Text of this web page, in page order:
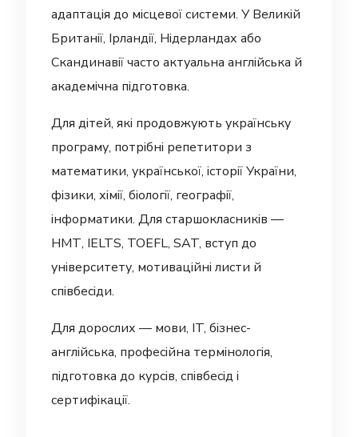
адаптація до місцевої системи. У Великій
Британії, Ірландії, Нідерландах або
Скандинавії часто актуальна англійська й
академічна підготовка.
Для дітей, які продовжують українську
програму, потрібні репетитори з
математики, української, історії України,
фізики, хімії, біології, географії,
інформатики. Для старшокласників —
НМТ, IELTS, TOEFL, SAT, вступ до
університету, мотиваційні листи й
співбесіди.
Для дорослих — мови, IT, бізнес-
англійська, професійна термінологія,
підготовка до курсів, співбесід і
сертифікації.